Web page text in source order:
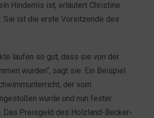
Hindernis ist, erläutert Christine
Sie ist die erste Vorsitzende des
laufen so gut, dass sie von der
wurden“, sagt sie. Ein Beispiel
der vom
wurde und nun fester
Das Preisgeld des Holzland-Becker-